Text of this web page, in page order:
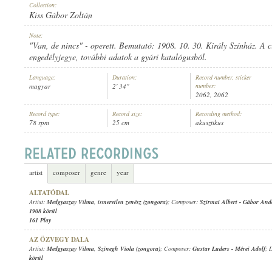
ARTIST: MEDGYASZAY VILMA,VINCZE ZSIGMOND (ZONGORA)
2062
Collection:
Kiss Gábor Zoltán
Note:
"Van, de nincs" - operett. Bemutató: 1908. 10. 30. Király Színház. A
engedélyjegye, további adatok a gyári katalógusból.
Language:
magyar
Duration:
2' 34"
Record number, sticker
number:
2062, 2062
Record type:
78 rpm
Record size:
25 cm
Recording method:
akusztikus
artist composer genre year
ALTATÓDAL
Artist: Medgyaszay Vilma, ismeretlen zenész (zongora); Composer: Szirmai Albert - Gábor
1908 körül
161 Play
AZ ÖZVEGY DALA
Artist: Medgyaszay Vilma, Szinegh Viola (zongora); Composer: Gustav Luders - Mérei Adolf;
körül